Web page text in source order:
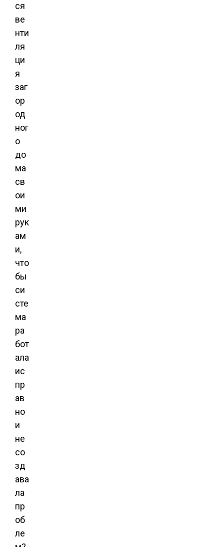
ся
ве
нти
ля
ци
я
заг
ор
од
ног
о
до
ма
св
ои
ми
рук
ам
и,
что
бы
си
сте
ма
ра
бот
ала
ис
пр
ав
но
и
не
со
зд
ава
ла
пр
об
ле